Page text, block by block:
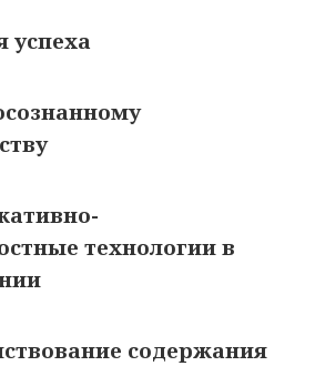
успеха
технологии в
содержания